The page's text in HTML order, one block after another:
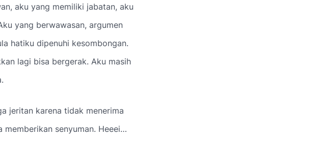
aku yang memiliki jabatan, aku
yang berwawasan, argumen
hatiku dipenuhi kesombongan.
lagi bisa bergerak. Aku masih
jeritan karena tidak menerima
senyuman. Heeei…